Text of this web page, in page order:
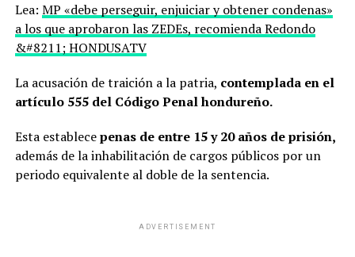
Lea: MP «debe perseguir, enjuiciar y obtener condenas»
a los que aprobaron las ZEDEs, recomienda Redondo
&#8211; HONDUSATV
La acusación de traición a la patria, contemplada en el
artículo 555 del Código Penal hondureño.
Esta establecepenas de entre 15 y 20 años de prisión,
además de la inhabilitación de cargos públicos por un
periodo equivalente al doble de la sentencia.
ADVERTISEMENT